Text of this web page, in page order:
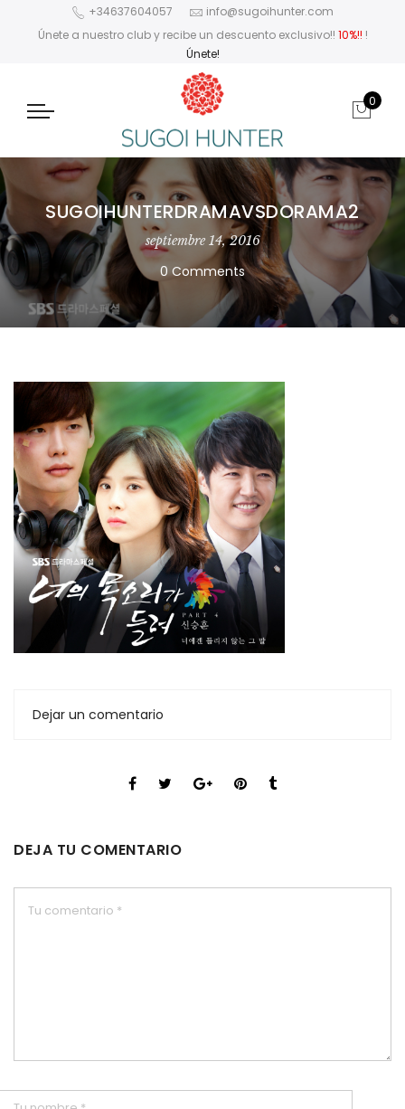
+34637604057
info@sugoihunter.com
Únete a nuestro club y recibe un descuento exclusivo!! 10%!! !
Únete!
0
SUGOIHUNTERDRAMAVSDORAMA2
septiembre 14, 2016
0 Comments
Dejar un comentario
DEJA TU COMENTARIO